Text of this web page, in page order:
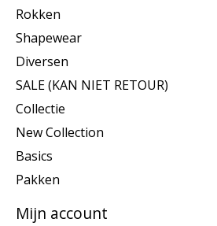
Rokken
Shapewear
Diversen
SALE (KAN NIET RETOUR)
Collectie
New Collection
Basics
Pakken
Mijn account